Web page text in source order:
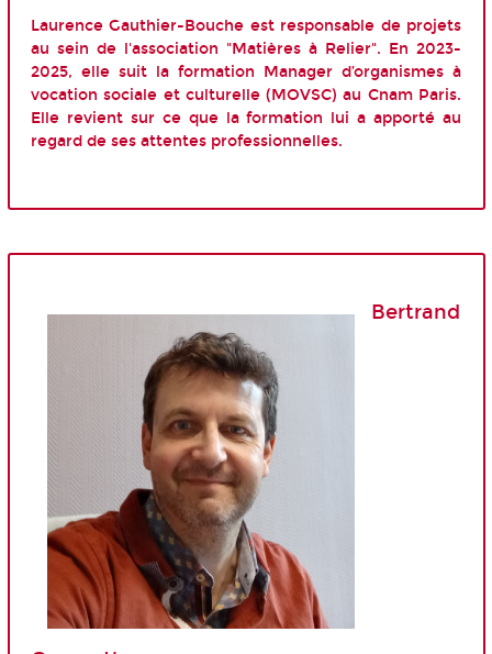
Laurence Gauthier-Bouche est responsable de projets
au sein de l'association "Matières à Relier". En 2023-
2025, elle suit la formation Manager d’organismes à
vocation sociale et culturelle (MOVSC) au Cnam Paris.
Elle revient sur ce que la formation lui a apporté au
regard de ses attentes professionnelles.
Bertrand